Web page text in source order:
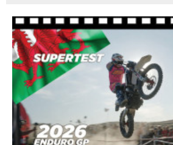
Gaildorf,
lauantai